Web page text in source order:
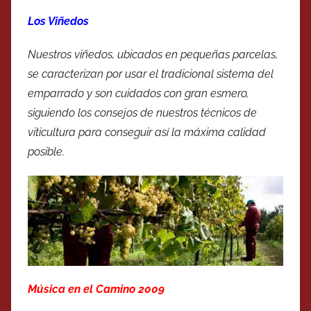
Los Viñedos
Nuestros viñedos, ubicados en pequeñas parcelas,
se caracterizan por usar el tradicional sistema del
emparrado y son cuidados con gran esmero,
siguiendo los consejos de nuestros técnicos de
viticultura para conseguir así la máxima calidad
posible.
Música en el Camino 2009